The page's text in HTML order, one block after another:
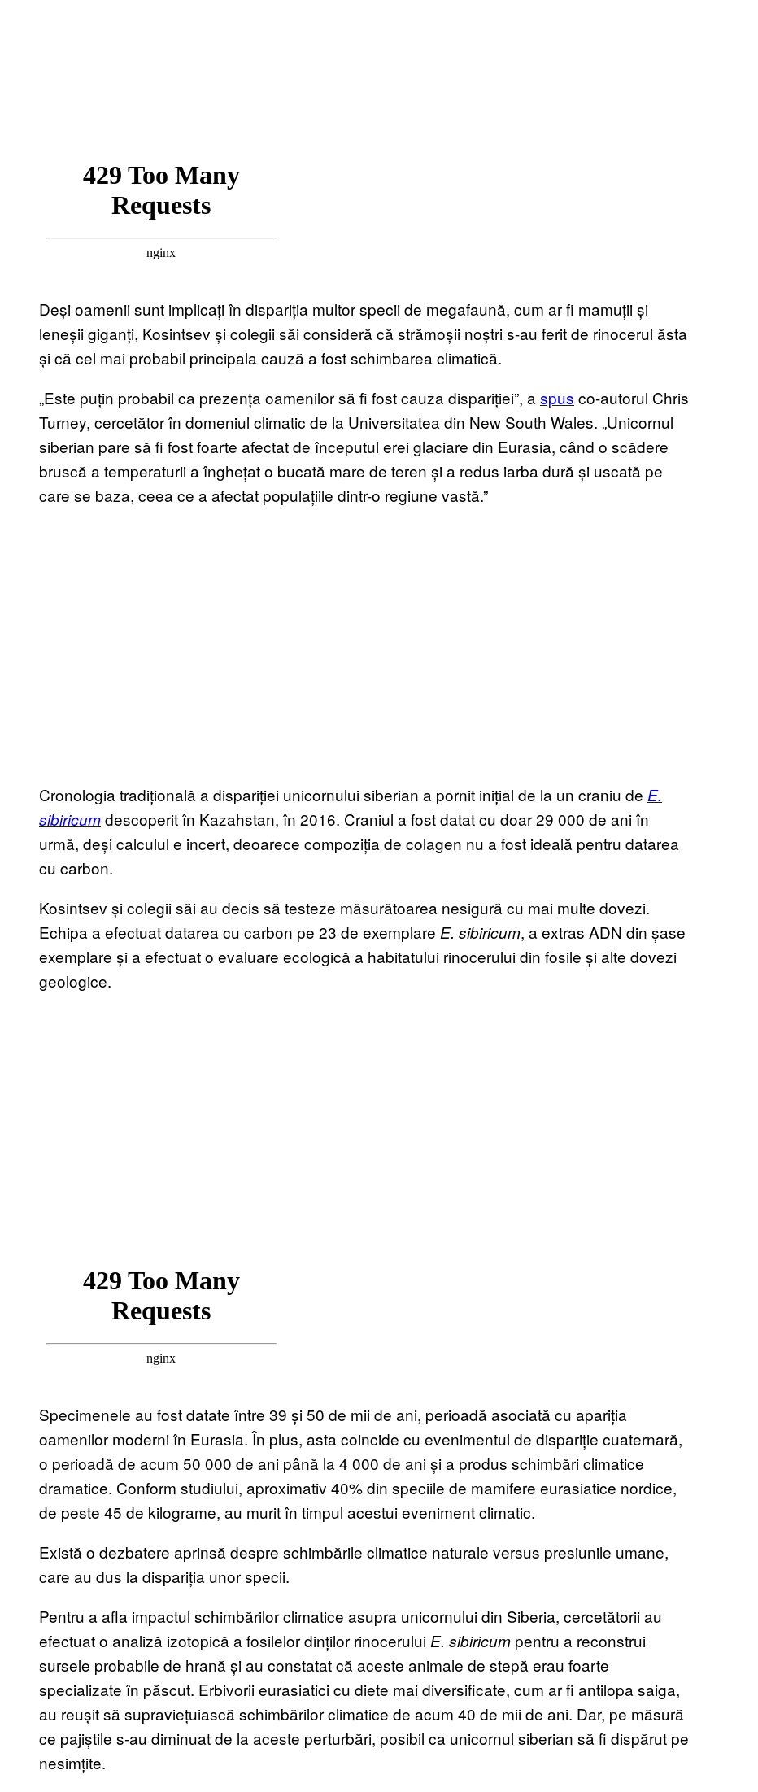
Deși oamenii sunt implicați în dispariția multor specii de megafaună, cum ar fi mamuții și
leneșii giganți, Kosintsev și colegii săi consideră că strămoșii noștri s-au ferit de rinocerul ăsta
și că cel mai probabil principala cauză a fost schimbarea climatică.
„Este puțin probabil ca prezența oamenilor să fi fost cauza dispariției”, a spus co-autorul Chris
Turney, cercetător în domeniul climatic de la Universitatea din New South Wales. „Unicornul
siberian pare să fi fost foarte afectat de începutul erei glaciare din Eurasia, când o scădere
bruscă a temperaturii a înghețat o bucată mare de teren și a redus iarba dură și uscată pe
care se baza, ceea ce a afectat populațiile dintr-o regiune vastă.”
Cronologia tradițională a dispariției unicornului siberian a pornit inițial de la un craniu de E.
sibiricumdescoperit în Kazahstan, în 2016. Craniul a fost datat cu doar 29 000 de ani în
urmă, deși calculul e incert, deoarece compoziția de colagen nu a fost ideală pentru datarea
cu carbon.
Kosintsev și colegii săi au decis să testeze măsurătoarea nesigură cu mai multe dovezi.
Echipa a efectuat datarea cu carbon pe 23 de exemplare E. sibiricum, a extras ADN din șase
exemplare și a efectuat o evaluare ecologică a habitatului rinocerului din fosile și alte dovezi
geologice.
Specimenele au fost datate între 39 și 50 de mii de ani, perioadă asociată cu apariția
oamenilor moderni în Eurasia. În plus, asta coincide cu evenimentul de dispariție cuaternară,
o perioadă de acum 50 000 de ani până la 4 000 de ani și a produs schimbări climatice
dramatice. Conform studiului, aproximativ 40% din speciile de mamifere eurasiatice nordice,
de peste 45 de kilograme, au murit în timpul acestui eveniment climatic.
Există o dezbatere aprinsă despre schimbările climatice naturale versus presiunile umane,
care au dus la dispariția unor specii.
Pentru a afla impactul schimbărilor climatice asupra unicornului din Siberia, cercetătorii au
efectuat o analiză izotopică a fosilelor dinților rinocerului E. sibiricum pentru a reconstrui
sursele probabile de hrană și au constatat că aceste animale de stepă erau foarte
specializate în păscut. Erbivorii eurasiatici cu diete mai diversificate, cum ar fi antilopa saiga,
au reușit să supraviețuiască schimbărilor climatice de acum 40 de mii de ani. Dar, pe măsură
ce pajiștile s-au diminuat de la aceste perturbări, posibil ca unicornul siberian să fi dispărut pe
nesimțite.